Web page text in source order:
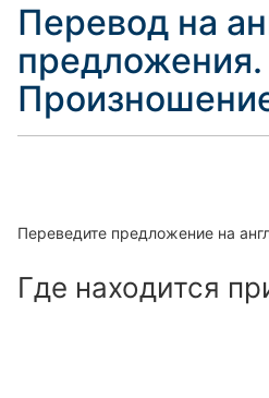
Перевод на
предложения.
Переведите предложение на
Где находится